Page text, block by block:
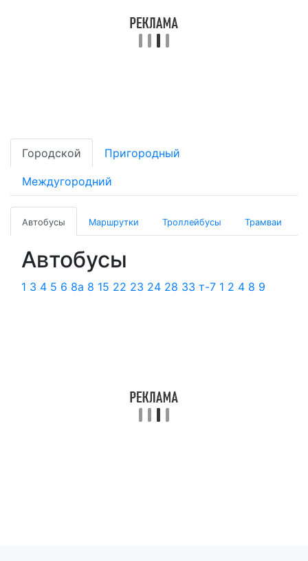
Городской Пригородный
Междугородний
Автобусы Маршрутки Троллейбусы Трамваи
Автобусы
1 3 4 5 6 8а 8 15 22 23 24 28 33 т-7 1 2 4 8 9